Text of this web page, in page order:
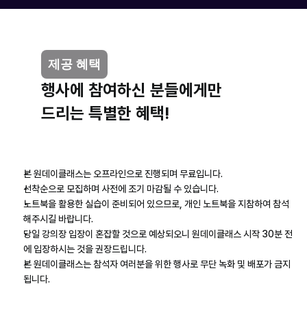
제공 혜택
행사에 참여하신 분들에게만
드리는 특별한 혜택!
본 원데이클래스는 오프라인으로 진행되며 무료입니다.
선착순으로 모집하며 사전에 조기 마감될 수 있습니다.
노트북을 활용한 실습이 준비되어 있으므로, 개인 노트북을 지참하여 참석
해주시길 바랍니다.
당일 강의장 입장이 혼잡할 것으로 예상되오니 원데이클래스 시작 30분 전
에 입장하시는 것을 권장드립니다.
본 원데이클래스는 참석자 여러분을 위한 행사로 무단 녹화 및 배포가 금지
됩니다.